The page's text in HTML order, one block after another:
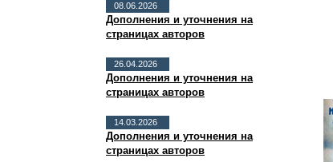
08.06.2026
Дополнения и уточнения на
страницах авторов
26.04.2026
Дополнения и уточнения на
страницах авторов
14.03.2026
Дополнения и уточнения на
страницах авторов